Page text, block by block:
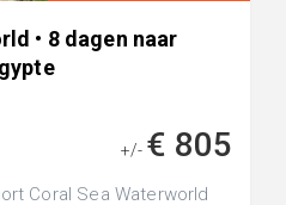
• 8 dagen naar
+/- € 805
Coral Sea Waterworld